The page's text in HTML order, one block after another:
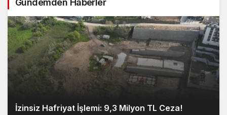
Gündemden Haberler
İzinsiz Hafriyat İşlemi: 9,3 Milyon TL Ceza!